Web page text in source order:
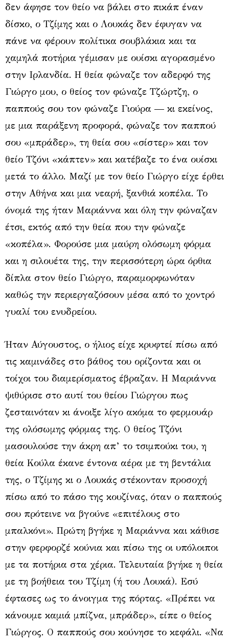
δεν άφησε τον θείο να βάλει στο πικάπ έναν
δίσκο, ο Τζίμης και ο Λουκάς δεν έφυγαν να
πάνε να φέρουν πολίτικα σουβλάκια και τα
χαμηλά ποτήρια γέμισαν με ουίσκι αγορασμένο
στην Ιρλανδία. Η θεία φώναζε τον αδερφό της
Γιώργο μου, ο θείος τον φώναζε Τζώρτζη, ο
παππούς σου τον φώναζε Γιούρα — κι εκείνος,
με μια παράξενη προφορά, φώναζε τον παππού
σου «μπράδερ», τη θεία σου «σίστερ» και τον
θείο Τζόνι «κάπτεν» και κατέβαζε το ένα ουίσκι
μετά το άλλο. Μαζί με τον θείο Γιώργο είχε έρθει
στην Αθήνα και μια νεαρή, ξανθιά κοπέλα. Το
όνομά της ήταν Μαριάννα και όλη την φώναζαν
έτσι, εκτός από την θεία που την φώναζε
«κοπέλα». Φορούσε μια μαύρη ολόσωμη φόρμα
και η σιλουέτα της, την περισσότερη ώρα όρθια
δίπλα στον θείο Γιώργο, παραμορφωνόταν
καθώς την περιεργαζόσουν μέσα από το χοντρό
γυαλί του ενυδρείου.
Ήταν Αύγουστος, ο ήλιος είχε κρυφτεί πίσω από
τις καμινάδες στο βάθος του ορίζοντα και οι
τοίχοι του διαμερίσματος έβραζαν. Η Μαριάννα
ψιθύρισε στο αυτί του θείου Γιώργου πως
ζεσταινόταν κι άνοιξε λίγο ακόμα το φερμουάρ
της ολόσωμης φόρμας της. Ο θείος Τζόνι
μασουλούσε την άκρη απ’ το τσιμπούκι του, η
θεία Κούλα έκανε έντονα αέρα με τη βεντάλια
της, ο Τζίμης κι ο Λουκάς στέκονταν προσοχή
πίσω από το πάσο της κουζίνας, όταν ο παππούς
σου πρότεινε να βγούνε «επιτέλους στο
μπαλκόνι». Πρώτη βγήκε η Μαριάννα και κάθισε
στην φερφορζέ κούνια και πίσω της οι υπόλοιποι
με τα ποτήρια στα χέρια. Τελευταία βγήκε η θεία
με τη βοήθεια του Τζίμη (ή του Λουκά). Εσύ
έφτασες ως το άνοιγμα της πόρτας. «Πρέπει να
κάνουμε καμιά μπίζνα, μπράδερ», είπε ο θείος
Γιώργος. Ο παππούς σου κούνησε το κεφάλι. «Να